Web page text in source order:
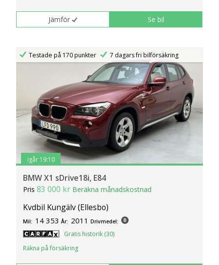
Jämför Se bil
Testade på 170 punkter 7 dagars fri bilförsäkring
igår 19:10
BMW X1 sDrive18i, E84
Pris83 000 kr Beräkna månadskostnad
Kvdbil Kungälv (Ellesbo)
Mil: 14 353 År: 2011 Drivmedel:
Gratis historik (30)
Räkna på försäkring